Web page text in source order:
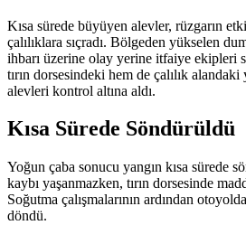
Kısa sürede büyüyen alevler, rüzgarın
çalılıklara sıçradı. Bölgeden yükselen
ihbarı üzerine olay yerine itfaiye ekipleri
tırın dorsesindeki hem de çalılık
alevleri kontrol altına aldı.
Kısa Sürede Söndürüldü
Yoğun çaba sonucu yangın kısa sürede
kaybı yaşanmazken, tırın dorsesinde
Soğutma çalışmalarının ardından
döndü.